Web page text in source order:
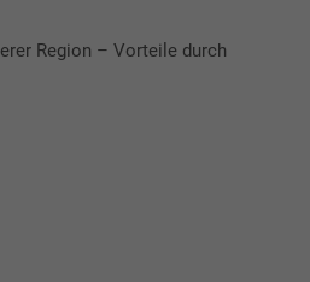
Region – Vorteile durch